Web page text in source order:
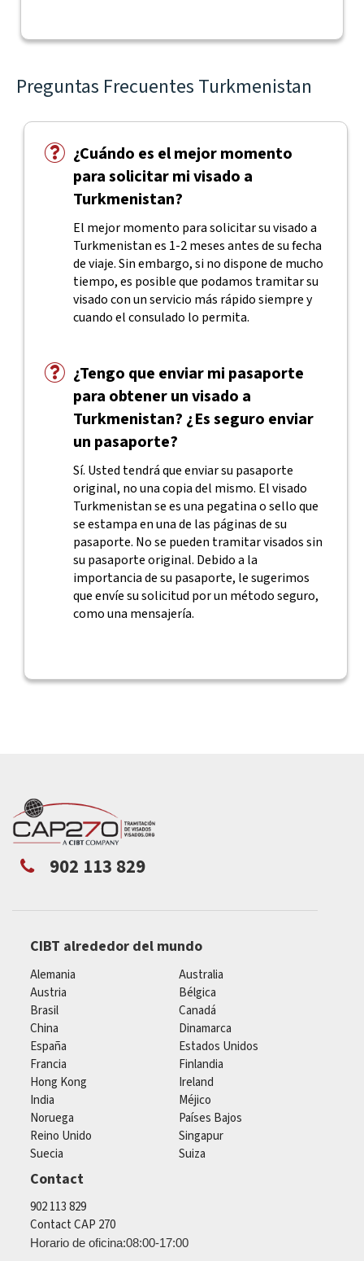
Preguntas Frecuentes Turkmenistan
¿Cuándo es el mejor momento
para solicitar mi visado a
Turkmenistan?
El mejor momento para solicitar su visado a
Turkmenistan es 1-2 meses antes de su fecha
de viaje. Sin embargo, si no dispone de mucho
tiempo, es posible que podamos tramitar su
visado con un servicio más rápido siempre y
cuando el consulado lo permita.
¿Tengo que enviar mi pasaporte
para obtener un visado a
Turkmenistan? ¿Es seguro enviar
un pasaporte?
Sí. Usted tendrá que enviar su pasaporte
original, no una copia del mismo. El visado
Turkmenistan se es una pegatina o sello que
se estampa en una de las páginas de su
pasaporte. No se pueden tramitar visados sin
su pasaporte original. Debido a la
importancia de su pasaporte, le sugerimos
que envíe su solicitud por un método seguro,
como una mensajería.
902 113 829
CIBT alrededor del mundo
Alemania
Australia
Austria
Bélgica
Brasil
Canadá
China
Dinamarca
España
Estados Unidos
Francia
Finlandia
Hong Kong
Ireland
India
Méjico
Noruega
Países Bajos
Reino Unido
Singapur
Suecia
Suiza
Contact
902 113 829
Contact CAP 270
Horario de oficina:08:00-17:00